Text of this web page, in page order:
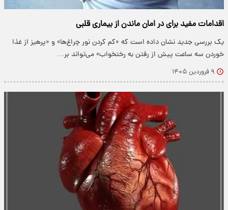
اقدامات مفید برای در امان ماندن از بیماری قلبی
یک بررسی جدید نشان داده است که «کم کردن نور چراغ‌ها» و «پرهیز از غذا
خوردن سه ساعت پیش از رفتن به رختخواب» می‌تواند بر…
۹ فروردین ۱۴۰۵